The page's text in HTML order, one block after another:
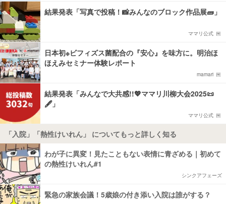
結果発表「写真で投稿！📸みんなのブロック作品展🧱」
ママリ公式
日本初※ビフィズス菌配合の『安心』を味方に。明治ほ
ほえみセミナー体験レポート
mamari
結果発表「みんなで大共感!!💖ママリ川柳大会2025📜
🖋️」
ママリ公式
「入院」「熱性けいれん」 についてもっと詳しく知る
わが子に異変！見たこともない表情に青ざめる｜初めて
の熱性けいれん#1
シンクアフェーズ
緊急の家族会議！5歳娘の付き添い入院は誰がする？